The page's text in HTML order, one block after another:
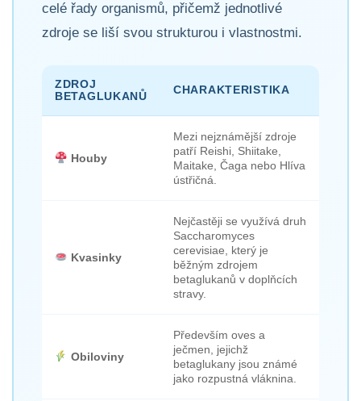
celé řady organismů, přičemž jednotlivé
zdroje se liší svou strukturou i vlastnostmi.
ZDROJ
BETAGLUKANŮ
CHARAKTERISTIKA
Houby
Mezi nejznámější zdroje
patří Reishi, Shiitake,
Maitake, Čaga nebo Hlíva
ústřičná.
Kvasinky
Nejčastěji se využívá druh
Saccharomyces
cerevisiae, který je
běžným zdrojem
betaglukanů v doplňcích
stravy.
Obiloviny
Především oves a
ječmen, jejichž
betaglukany jsou známé
jako rozpustná vláknina.